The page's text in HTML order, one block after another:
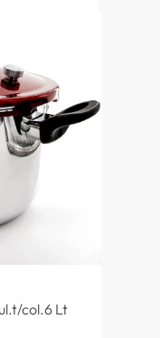
col.6 Lt